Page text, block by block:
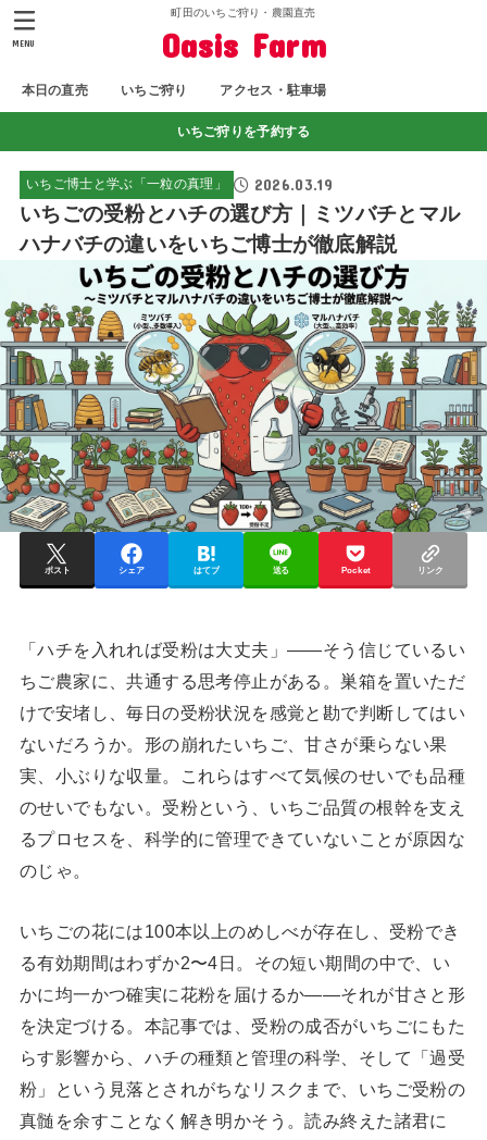
町田のいちご狩り・農園直売
Oasis Farm
本日の直売 いちご狩り アクセス・駐車場
MENU
いちご狩りを予約する
いちご博士と学ぶ「一粒の真理」 2026.03.19
いちごの受粉とハチの選び方｜ミツバチとマル
ハナバチの違いをいちご博士が徹底解説
ポスト シェア はてブ 送る Pocket リンク
「ハチを入れれば受粉は大丈夫」——そう信じているい
ちご農家に、共通する思考停止がある。巣箱を置いただ
けで安堵し、毎日の受粉状況を感覚と勘で判断してはい
ないだろうか。形の崩れたいちご、甘さが乗らない果
実、小ぶりな収量。これらはすべて気候のせいでも品種
のせいでもない。受粉という、いちご品質の根幹を支え
るプロセスを、科学的に管理できていないことが原因な
のじゃ。
いちごの花には100本以上のめしべが存在し、受粉でき
る有効期間はわずか2〜4日。その短い期間の中で、い
かに均一かつ確実に花粉を届けるか——それが甘さと形
を決定づける。本記事では、受粉の成否がいちごにもた
らす影響から、ハチの種類と管理の科学、そして「過受
粉」という見落とされがちなリスクまで、いちご受粉の
真髄を余すことなく解き明かそう。読み終えた諸君に